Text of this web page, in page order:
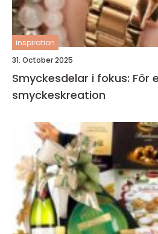
inspiration
31. October 2025
Smyckesdelar i fokus: För
smyckeskreation